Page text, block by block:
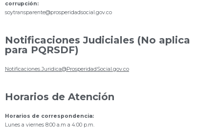
corrupción:
soytransparente@prosperidadsocial.gov.co
Notificaciones Judiciales (No aplica
para PQRSDF)
Notificaciones.Juridica@ProsperidadSocial.gov.co
Horarios de Atención
Horarios de correspondencia:
Lunes a viernes 8:00 a.m a 4:00 p.m.